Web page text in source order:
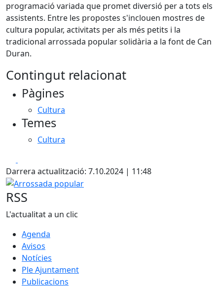
programació variada que promet diversió per a tots els
assistents. Entre les propostes s'inclouen mostres de
cultura popular, activitats per als més petits i la
tradicional arrossada popular solidària a la font de Can
Duran.
Contingut relacionat
Pàgines
Cultura
Temes
Cultura
Darrera actualització: 7.10.2024 | 11:48
Arrossada popular
RSS
L'actualitat a un clic
Agenda
Avisos
Notícies
Ple Ajuntament
Publicacions